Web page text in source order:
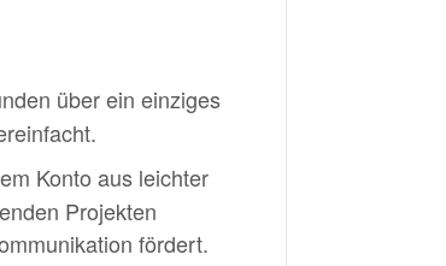
über ein einziges
Konto aus leichter
Projekten
fördert.